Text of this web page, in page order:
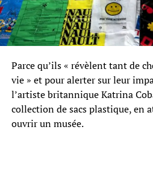
Parce qu’ils « révèlent tant de
vie » et pour alerter sur leur
l’artiste britannique Katrina
collection de sacs plastique, en
ouvrir un musée.